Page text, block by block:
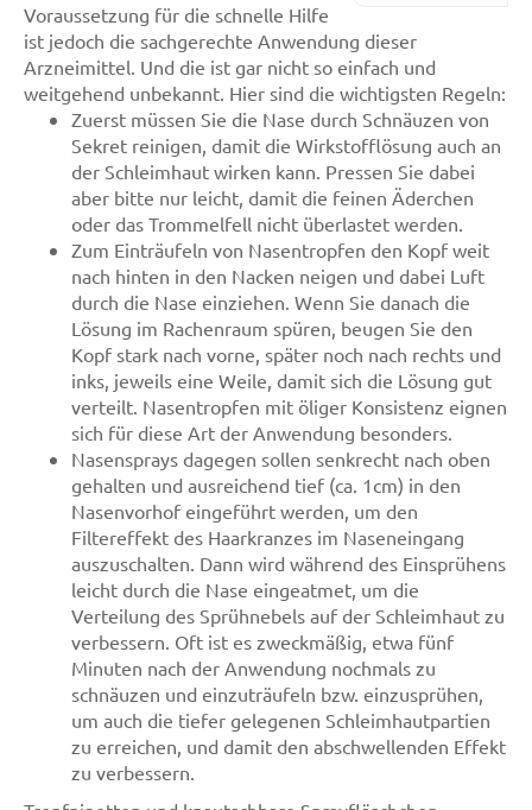
Voraussetzung für die schnelle Hilfe
ist jedoch die sachgerechte Anwendung dieser
Arzneimittel. Und die ist gar nicht so einfach und
weitgehend unbekannt. Hier sind die wichtigsten Regeln:
Zuerst müssen Sie die Nase durch Schnäuzen von
Sekret reinigen, damit die Wirkstofflösung auch an
der Schleimhaut wirken kann. Pressen Sie dabei
aber bitte nur leicht, damit die feinen Äderchen
oder das Trommelfell nicht überlastet werden.
Zum Einträufeln von Nasentropfen den Kopf weit
nach hinten in den Nacken neigen und dabei Luft
durch die Nase einziehen. Wenn Sie danach die
Lösung im Rachenraum spüren, beugen Sie den
Kopf stark nach vorne, später noch nach rechts und
inks, jeweils eine Weile, damit sich die Lösung gut
verteilt. Nasentropfen mit öliger Konsistenz eignen
sich für diese Art der Anwendung besonders.
Nasensprays dagegen sollen senkrecht nach oben
gehalten und ausreichend tief (ca. 1cm) in den
Nasenvorhof eingeführt werden, um den
Filtereffekt des Haarkranzes im Naseneingang
auszuschalten. Dann wird während des Einsprühens
leicht durch die Nase eingeatmet, um die
Verteilung des Sprühnebels auf der Schleimhaut zu
verbessern. Oft ist es zweckmäßig, etwa fünf
Minuten nach der Anwendung nochmals zu
schnäuzen und einzuträufeln bzw. einzusprühen,
um auch die tiefer gelegenen Schleimhautpartien
zu erreichen, und damit den abschwellenden Effekt
zu verbessern.